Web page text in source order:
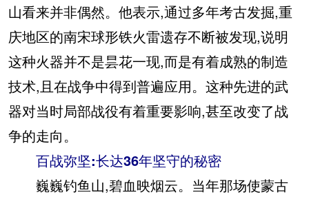
山看来并非偶然。他表示,通过多年考古发掘,重
庆地区的南宋球形铁火雷遗存不断被发现,说明
这种火器并不是昙花一现,而是有着成熟的制造
技术,且在战争中得到普遍应用。这种先进的武
器对当时局部战役有着重要影响,甚至改变了战
争的走向。
百战弥坚:长达36年坚守的秘密
巍巍钓鱼山,碧血映烟云。当年那场使蒙古